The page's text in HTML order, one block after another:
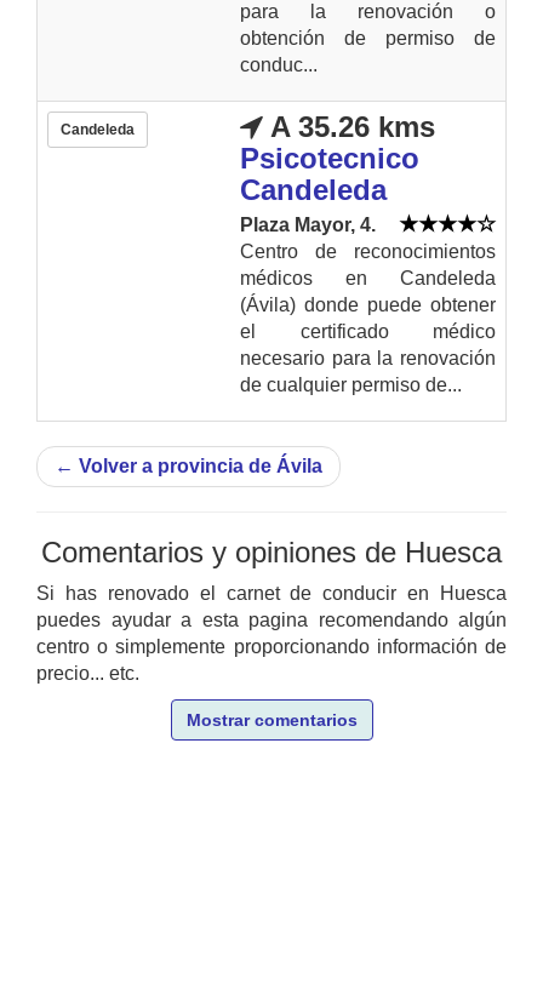
para la renovación o
obtención de permiso de
conduc...
Candeleda
A 35.26 kms
Psicotecnico
Candeleda
Plaza Mayor, 4.
Centro de reconocimientos
médicos en Candeleda
(Ávila) donde puede obtener
el certificado médico
necesario para la renovación
de cualquier permiso de...
← Volver a provincia de Ávila
Comentarios y opiniones de Huesca
Si has renovado el carnet de conducir en Huesca
puedes ayudar a esta pagina recomendando algún
centro o simplemente proporcionando información de
precio... etc.
Mostrar comentarios